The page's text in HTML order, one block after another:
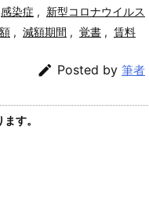
感染症 , 新型コロナウイルス
, 減額期間 , 覚書 , 賃料
 Posted by 筆者
す。